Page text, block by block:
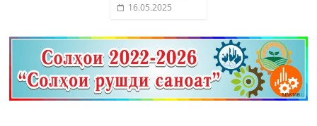
16.05.2025